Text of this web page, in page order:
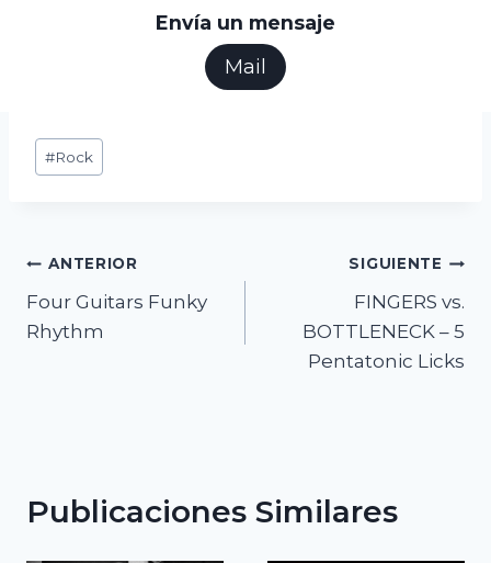
Envía un mensaje
Mail
Etiquetas
de
#Rock
Navegación
de
ANTERIOR
Four Guitars Funky
Rhythm
SIGUIENTE
FINGERS vs.
BOTTLENECK – 5
Pentatonic Licks
Publicaciones Similares